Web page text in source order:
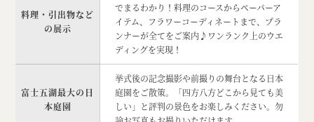
料理・引出物など
の展示
でまるわかり！料理のコースからペーパーア
イテム、フラワーコーディネートまで、プラ
ンナーが全てをご案内♪ワンランク上のウエ
ディングを実現！
富士五湖最大の日
本庭園
挙式後の記念撮影や前撮りの舞台となる日本
庭園をご散策。「四方八方どこから見ても美
しい」と評判の景色をお楽しみください。勿